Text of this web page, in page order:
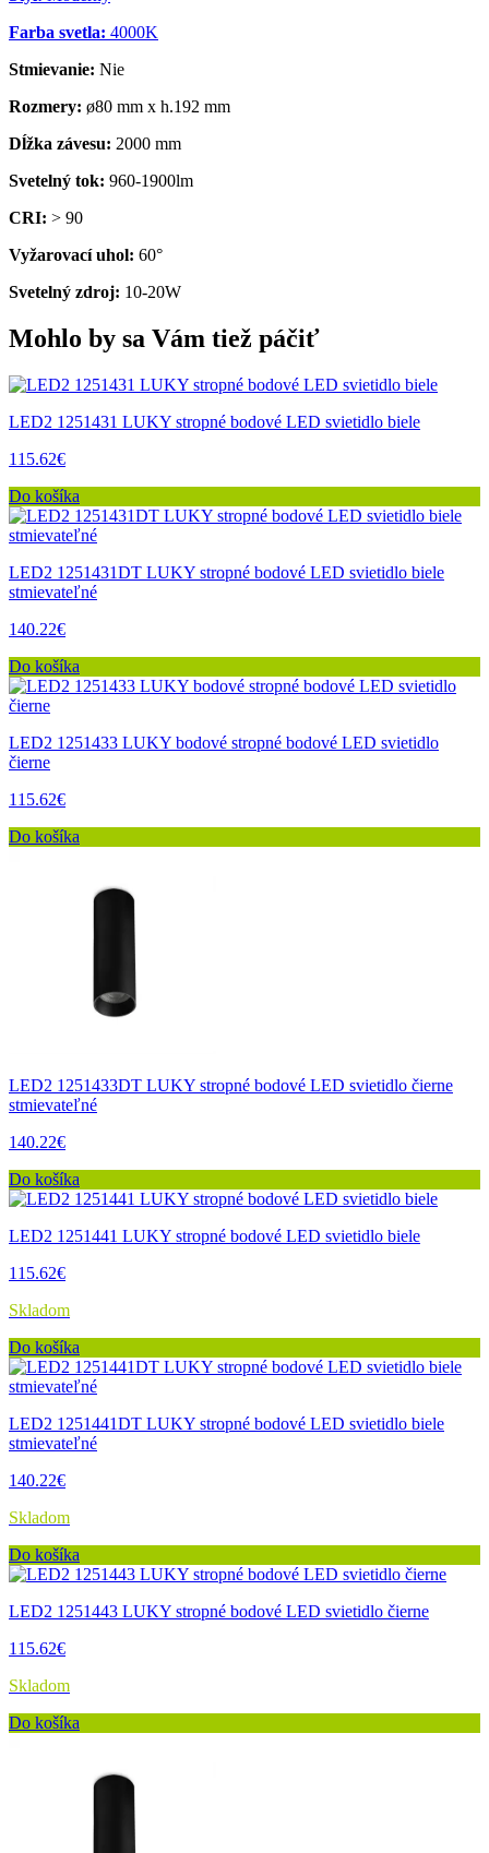
Farba svetla: 4000K
Stmievanie: Nie
Rozmery: ø80 mm x h.192 mm
Dĺžka závesu: 2000 mm
Svetelný tok: 960-1900lm
CRI: > 90
Vyžarovací uhol: 60°
Svetelný zdroj: 10-20W
Mohlo by sa Vám tiež páčiť
LED2 1251431 LUKY stropné bodové LED svietidlo biele
115.62€
Do košíka
LED2 1251431DT LUKY stropné bodové LED svietidlo biele
stmievateľné
140.22€
Do košíka
LED2 1251433 LUKY bodové stropné bodové LED svietidlo
čierne
115.62€
Do košíka
LED2 1251433DT LUKY stropné bodové LED svietidlo čierne
stmievateľné
140.22€
Do košíka
LED2 1251441 LUKY stropné bodové LED svietidlo biele
115.62€
Skladom
Do košíka
LED2 1251441DT LUKY stropné bodové LED svietidlo biele
stmievateľné
140.22€
Skladom
Do košíka
LED2 1251443 LUKY stropné bodové LED svietidlo čierne
115.62€
Skladom
Do košíka